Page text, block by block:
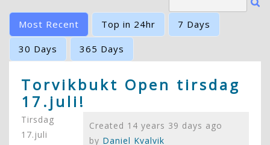
Idrettslag
Småbåthavn
Kontakt oss
Most Recent Top in 24hr 7 Days
30 Days 365 Days
Torvikbukt Open tirsdag
17.juli!
Created 14 years 39 days ago
by Daniel Kvalvik
Tirsdag
17.juli